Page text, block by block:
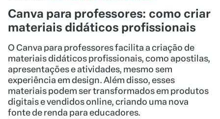
Canva para professores: como criar
materiais didáticos profissionais
O Canva para professores facilita a criação de
materiais didáticos profissionais, como apostilas,
apresentações e atividades, mesmo sem
experiência em design. Além disso, esses
materiais podem ser transformados em produtos
digitais e vendidos online, criando uma nova
fonte de renda para educadores.